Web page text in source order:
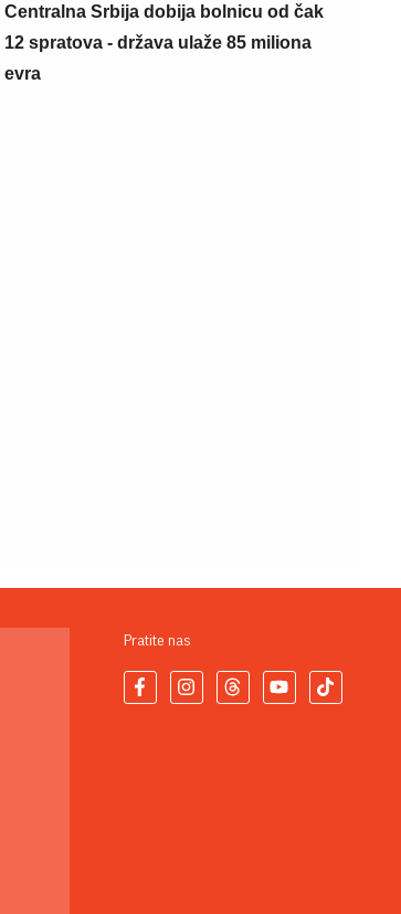
Centralna Srbija dobija bolnicu od čak
12 spratova - država ulaže 85 miliona
evra
Pratite nas